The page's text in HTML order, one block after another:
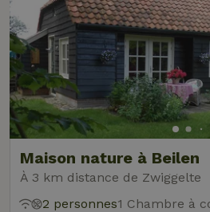
Maison nature à Beilen
À 3 km distance de Zwiggelte
2 personnes1 Chambre à